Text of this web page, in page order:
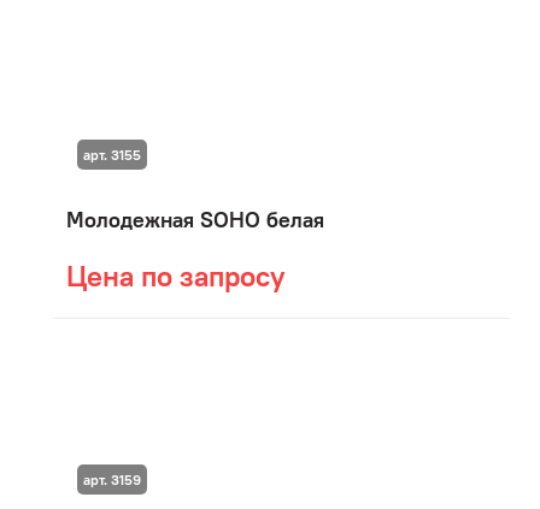
Молодежная SOHO белая
Цена по запросу
арт. 3155
арт. 3159